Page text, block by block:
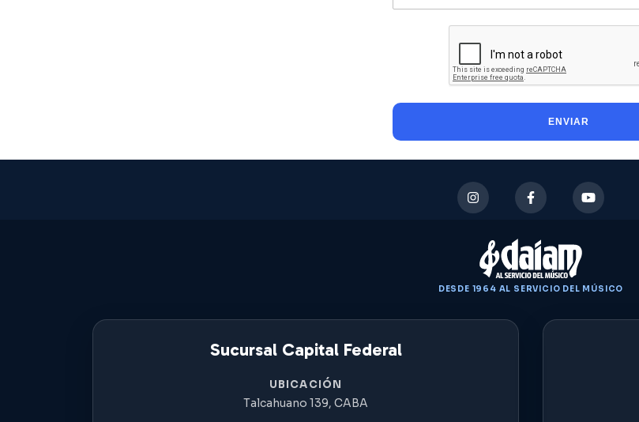
ENVIAR
DESDE 1964 AL SERVICIO DEL MÚSICO
Sucursal Capital Federal
UBICACIÓN
Talcahuano 139, CABA